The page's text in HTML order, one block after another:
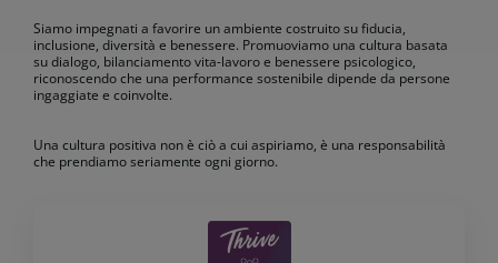
Siamo impegnati a favorire un ambiente costruito su fiducia,
inclusione, diversità e benessere. Promuoviamo una cultura basata
su dialogo, bilanciamento vita-lavoro e benessere psicologico,
riconoscendo che una performance sostenibile dipende da persone
ingaggiate e coinvolte.
Una cultura positiva non è ciò a cui aspiriamo, è una responsabilità
che prendiamo seriamente ogni giorno.